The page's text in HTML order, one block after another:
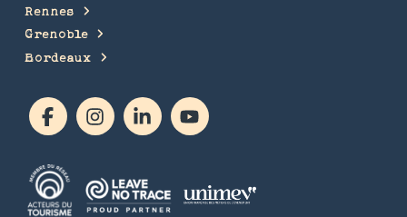
Rennes
Grenoble
Bordeaux